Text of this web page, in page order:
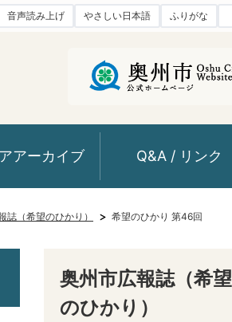
音声読み上げ やさしい日本語 ふりがな
アーカイブ Q&A / リンク
誌（希望のひかり） 希望のひかり 第46回
奥州市広報誌（希望
のひかり）